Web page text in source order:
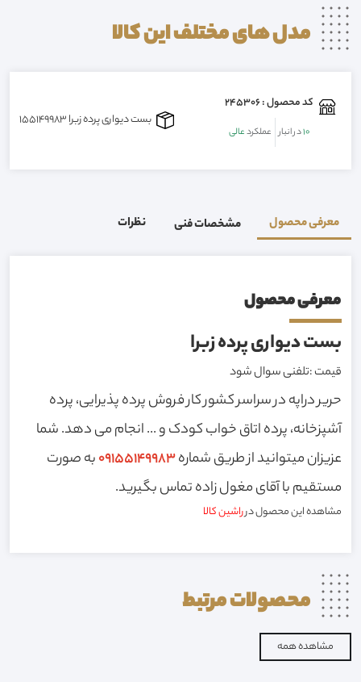
مدل های مختلف اینکالا
کد محصول : 245306
10در انبار عملکردعالی
بست دیواری پرده زبرا 09155149983
معرفی محصول مشخصات فنی نظرات
معرفی محصول
بست دیواری پرده زبرا
قیمت :تلفنی سوال شود
حریر دراپه در سراسر کشور کار فروش پرده پذیرایی، پرده
آشپزخانه، پرده اتاق خواب کودک و ... انجام می دهد. شما
عزیزان میتوانید از طریق شماره09155149983به صورت
مستقیم با آقای مغول زاده تماس بگیرید.
مشاهده این محصول درراشین کالا
محصولاتمرتبط
مشاهده همه